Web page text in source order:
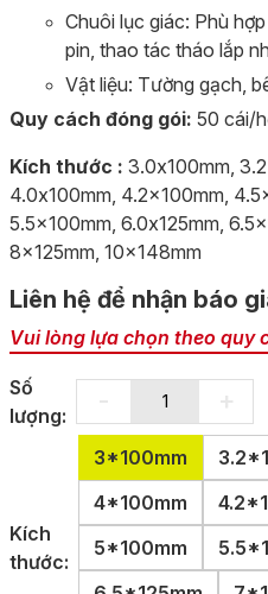
Chuôi lục giác: Phù
pin, thao tác tháo lắp
Vật liệu: Tường gạch,
Quy cách đóng gói: 50 cái/
Kích thước : 3.0x100mm,
4.0x100mm, 4.2x100mm,
5.5x100mm, 6.0x125mm,
8x125mm, 10x148mm
Liên hệ để nhận báo
Vui lòng lựa chọn theo quy
Số
lượng:
Kích
thước:
3*100mm
4*100mm
5*100mm